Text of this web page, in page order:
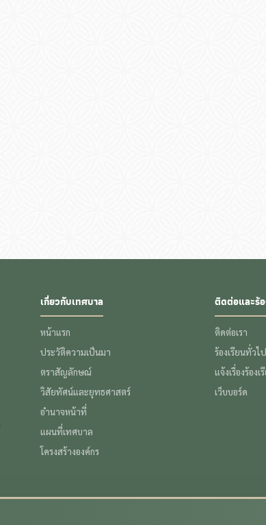
เกี่ยวกับเทศบาล
หน้าแรก
ประวัติความเป็นมา
ตราสัญลักษณ์
วิสัยทัศน์และยุทธศาสตร์
อำนาจหน้าที่
แผนที่เทศบาล
โครงสร้างองค์กร
ติดต่อและร้
ติดต่อเรา
ร้องเรียนทั่วไ
แจ้งเรื่องร้อง
เว็บบอร์ด